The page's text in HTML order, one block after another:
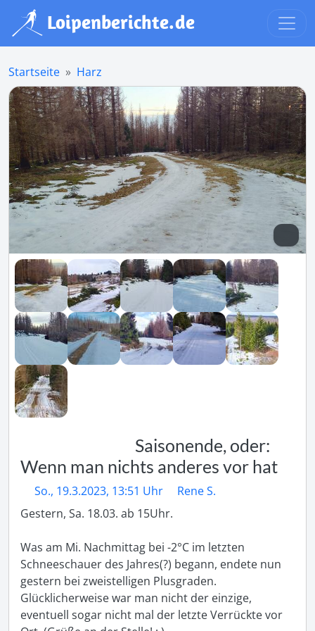
Startseite Harz
Saisonende, oder:
Wenn man nichts anderes vor hat
So., 19.3.2023, 13:51 Uhr
Rene S.
Gestern, Sa. 18.03. ab 15Uhr.
Was am Mi. Nachmittag bei -2°C im letzten
Schneeschauer des Jahres(?) begann, endete nun
gestern bei zweistelligen Plusgraden.
Glücklicherweise war man nicht der einzige,
eventuell sogar nicht mal der letzte Verrückte vor